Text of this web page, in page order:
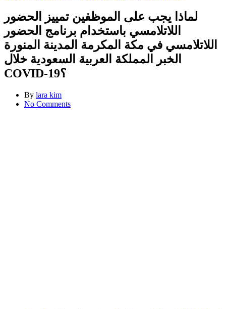
لماذا يجب على الموظفين تمييز الحضور
اللاتلامسي باستخدام برنامج الحضور
اللاتلامسي في مكة المكرمة المدينة المنورة
الخبر المملكة العربية السعودية خلال
COVID-19؟
By lara kim
No Comments